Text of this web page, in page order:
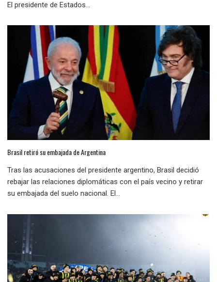
El presidente de Estados...
Brasil retiró su embajada de Argentina
Tras las acusaciones del presidente argentino, Brasil decidió
rebajar las relaciones diplomáticas con el país vecino y retirar
su embajada del suelo nacional. El...